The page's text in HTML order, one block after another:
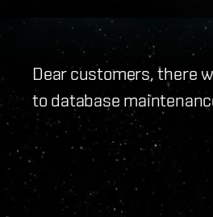
Dear customers, there
to database